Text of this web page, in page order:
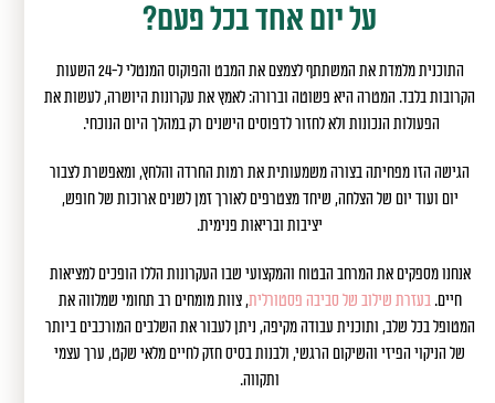
על יום אחד בכל פעם?
התוכנית מלמדת את המשתתף לצמצם את המבט והפוקוס המנטלי ל-24 השעות
הקרובות בלבד. המטרה היא פשוטה וברורה: לאמץ את עקרונות היושרה, לעשות את
הפעולות הנכונות ולא לחזור לדפוסים הישנים רק במהלך היום הנוכחי.
הגישה הזו מפחיתה בצורה משמעותית את רמות החרדה והלחץ, ומאפשרת לצבור
יום ועוד יום של הצלחה, שיחד מצטרפים לאורך זמן לשנים ארוכות של חופש,
יציבות ובריאות פנימית.
אנחנו מספקים את המרחב הבטוח והמקצועי שבו העקרונות הללו הופכים למציאות
חיים.בעזרת שילוב של סביבה פסטורלית, צוות מומחים רב תחומי שמלווה את
המטופל בכל שלב, ותוכנית עבודה מקיפה, ניתן לעבור את השלבים המורכבים ביותר
של הניקוי הפיזי והשיקום הרגשי, ולבנות בסיס חזק לחיים מלאי שקט, ערך עצמי
ותקווה.